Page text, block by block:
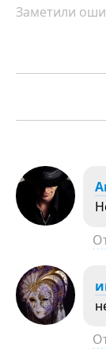
Заметили